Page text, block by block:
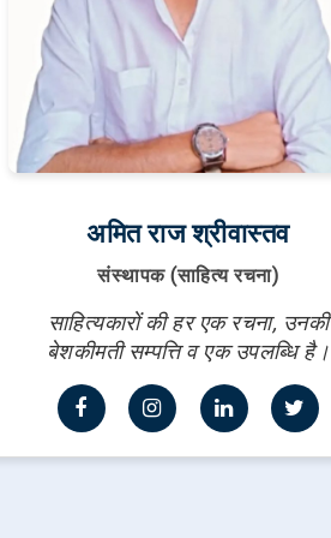
अमित राज श्रीवास्तव
संस्थापक (साहित्य रचना)
साहित्यकारों की हर एक रचना, उनकी
बेशकीमती सम्पत्ति व एक उपलब्धि है।